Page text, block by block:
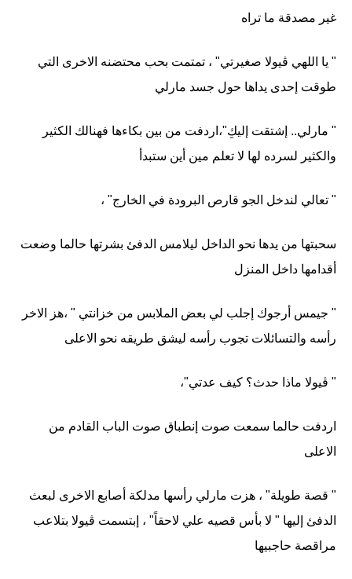
غير مصدقة ما تراه
" يا اللهي ڤيولا صغيرتي" ، تمتمت بحب محتضنه الاخرى التي
طوقت إحدى يداها حول جسد مارلي
" مارلي.. إشتقت إليكِ"،اردفت من بين بكاءها فهنالك الكثير
والكثير لسرده لها لا تعلم مين أين ستبدأ
" تعالي لندخل الجو قارص البرودة في الخارج" ،
سحبتها من يدها نحو الداخل ليلامس الدفئ بشرتها حالما وضعت
أقدامها داخل المنزل
" جيمس أرجوك إجلب لي بعض الملابس من خزانتي " ،هز الاخر
رأسه والتسائلات تجوب رأسه ليشق طريقه نحو الاعلى
" ڤيولا ماذا حدث؟ كيف عدتي"،
اردفت حالما سمعت صوت إنطباق صوت الباب القادم من
الاعلى
" قصة طويلة" ، هزت مارلي رأسها مدلكة أصابع الاخرى لبعث
الدفئ إليها " لا بأس قصيه علي لاحقاً" ، إبتسمت ڤيولا بتلاعب
مراقصة حاجبيها